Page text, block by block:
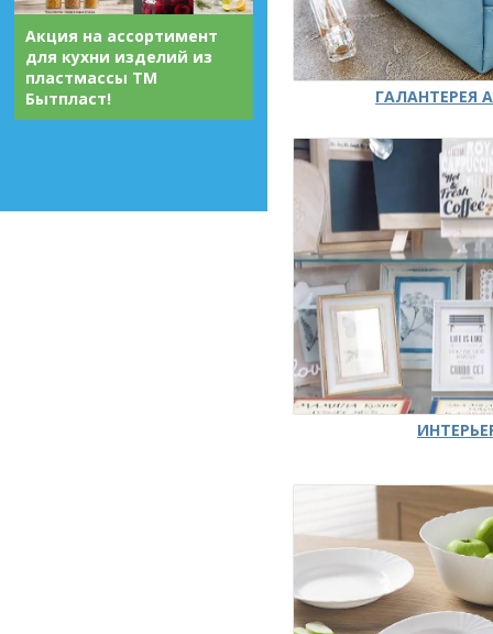
Акция на ассортимент
для кухни изделий из
пластмассы ТМ
Бытпласт!
ГАЛАНТЕРЕЯ